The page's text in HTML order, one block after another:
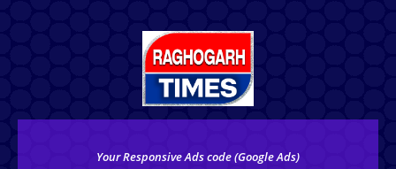
Your Responsive Ads code (Google Ads)